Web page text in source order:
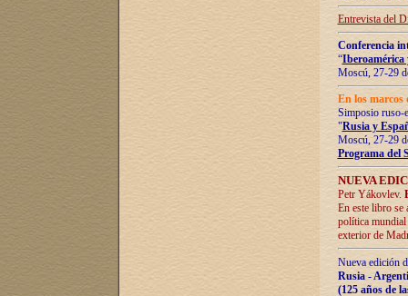
Entrevista del
Conferencia
“Iberoamérica
Moscú, 27-29
En los marcos
Simposio ruso-
"Rusia y
Moscú, 27-29
Programa del
NUEVA
Petr Yákovlev.
En este libro se
política mundial
exterior de
Nueva edición
Rusia -
(125 años de